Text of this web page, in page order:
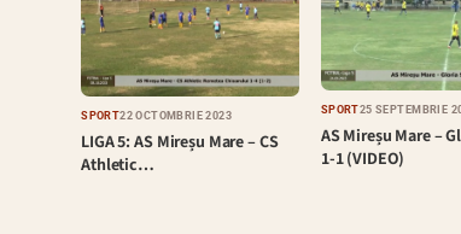
SPORT22 OCTOMBRIE 2023
LIGA 5: AS Mireșu Mare – CS
Athletic…
SPORT25 SEPTEMBRIE
AS Mireșu Mare –
1-1 (VIDEO)